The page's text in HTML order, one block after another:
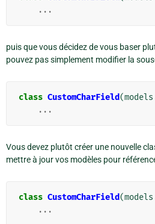
...
puis que vous décidez de vous baser
pouvez pas simplement modifier la
class CustomCharField(models
...
Vous devez plutôt créer une nouvelle
mettre à jour vos modèles pour
class CustomCharField(models
...